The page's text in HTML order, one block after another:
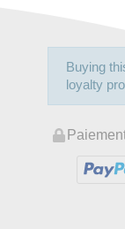
Buying
loyalty